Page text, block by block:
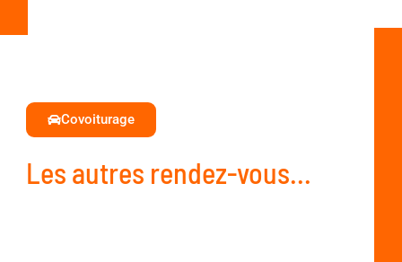
Covoiturage
Les autres rendez-vous...